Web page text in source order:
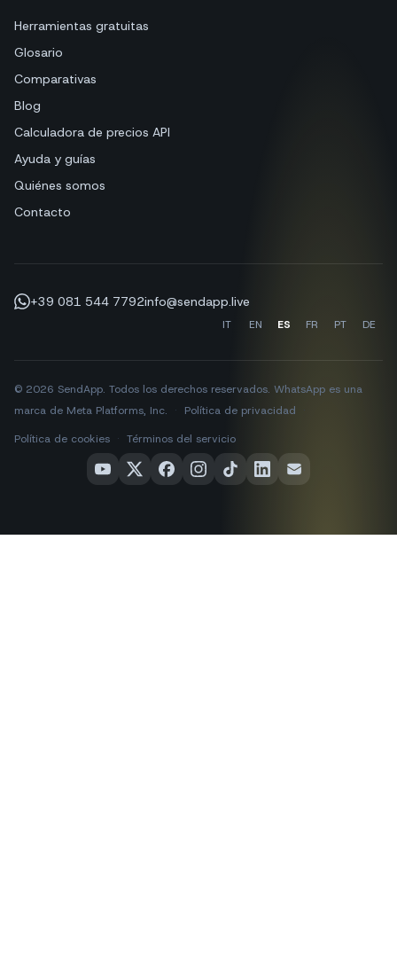
Herramientas gratuitas
Glosario
Comparativas
Blog
Calculadora de precios API
Ayuda y guías
Quiénes somos
Contacto
+39 081 544 7792info@sendapp.live
IT EN ES FR PT DE
© 2026 SendApp. Todos los derechos reservados. WhatsApp es una
marca de Meta Platforms, Inc.
· Política de privacidad
·
Política de cookies · Términos del servicio